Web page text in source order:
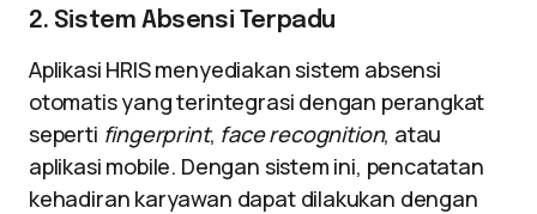
2. Sistem Absensi Terpadu
Aplikasi HRIS menyediakan sistem absensi
otomatis yang terintegrasi dengan perangkat
seperti fingerprint, face recognition, atau
aplikasi mobile. Dengan sistem ini, pencatatan
kehadiran karyawan dapat dilakukan dengan